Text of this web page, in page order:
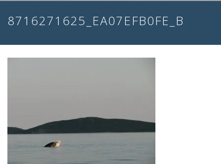
8716271625_EA07EFB0FE_B